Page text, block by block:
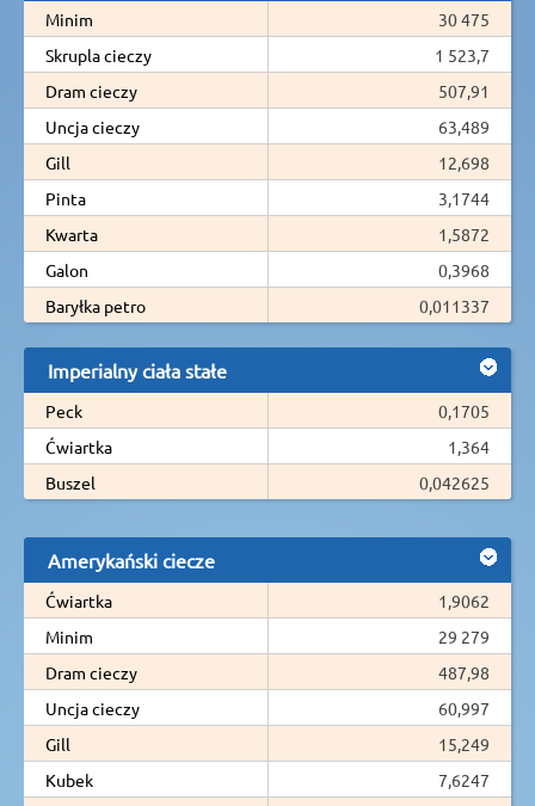
Minim
30 475
Skrupla cieczy
1 523,7
Dram cieczy
507,91
Uncja cieczy
63,489
Gill
12,698
Pinta
3,1744
Kwarta
1,5872
Galon
0,3968
Baryłka petro
0,011337
Imperialny ciała stałe
Peck
0,1705
Ćwiartka
1,364
Buszel
0,042625
Amerykański ciecze
Ćwiartka
1,9062
Minim
29 279
Dram cieczy
487,98
Uncja cieczy
60,997
Gill
15,249
Kubek
7,6247